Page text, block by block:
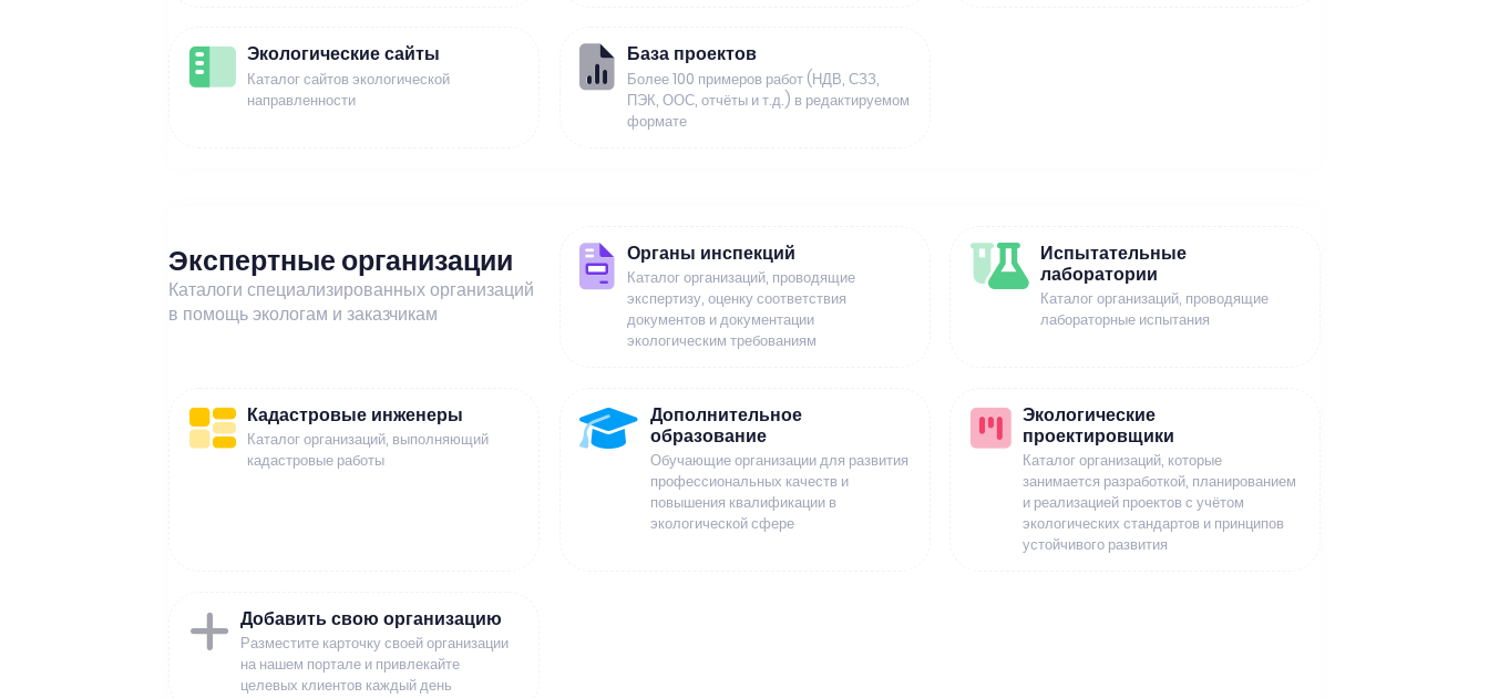
Экологические сайты
Каталог сайтов экологической
направленности
База проектов
Более 100 примеров работ (НДВ, СЗЗ,
ПЭК, ООС, отчёты и т.д.) в редактируемом
формате
Экспертные организации
Каталоги специализированных организаций
в помощь экологам и заказчикам
Органы инспекций
Каталог организаций, проводящие
экспертизу, оценку соответствия
документов и документации
экологическим требованиям
Испытательные
лаборатории
Каталог организаций, проводящие
лабораторные испытания
Кадастровые инженеры
Каталог организаций, выполняющий
кадастровые работы
Дополнительное
образование
Обучающие организации для развития
профессиональных качеств и
повышения квалификации в
экологической сфере
Экологические
проектировщики
Каталог организаций, которые
занимается разработкой, планированием
и реализацией проектов с учётом
экологических стандартов и принципов
устойчивого развития
Добавить свою организацию
Разместите карточку своей организации
на нашем портале и привлекайте
целевых клиентов каждый день